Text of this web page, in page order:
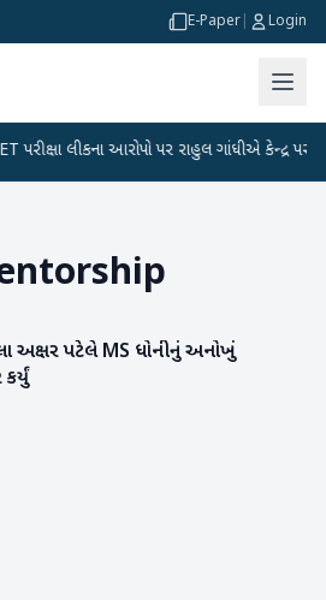
E-Paper Login
લીકના આરોપો પર રાહુલ ગાંધીએ કેન્દ્ર પર પ્રહાર
અક્ષર પટેલે MS ધોનીનું અનોખું